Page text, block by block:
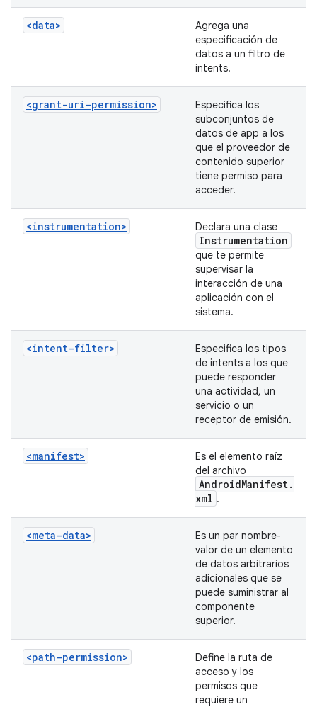
<data>
Agrega una
especificación de
datos a un filtro de
intents.
<grant-uri-permission>
Especifica los
subconjuntos de
datos de app a los
que el proveedor de
contenido superior
tiene permiso para
acceder.
<instrumentation> Declara una clase
Instrumentation
que te permite
supervisar la
interacción de una
aplicación con el
sistema.
<intent-filter>
Especifica los tipos
de intents a los que
puede responder
una actividad, un
servicio o un
receptor de emisión.
<manifest>
Es el elemento raíz
del archivo
AndroidManifest.
xml .
<meta-data>
Es un par nombre-
valor de un elemento
de datos arbitrarios
adicionales que se
puede suministrar al
componente
superior.
<path-permission>
Define la ruta de
acceso y los
permisos que
requiere un